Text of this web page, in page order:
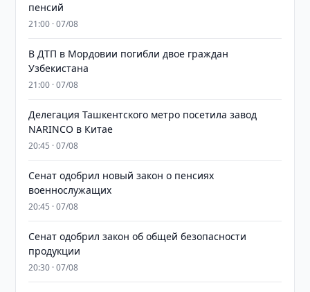
пенсий
21:00 · 07/08
В ДТП в Мордовии погибли двое граждан
Узбекистана
21:00 · 07/08
Делегация Ташкентского метро посетила завод
NARINCO в Китае
20:45 · 07/08
Сенат одобрил новый закон о пенсиях
военнослужащих
20:45 · 07/08
Сенат одобрил закон об общей безопасности
продукции
20:30 · 07/08